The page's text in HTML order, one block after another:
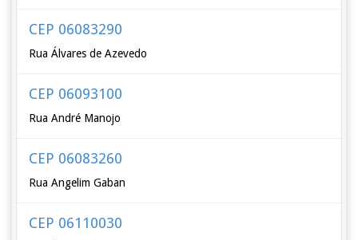
CEP 06083290
Rua Álvares de Azevedo
CEP 06093100
Rua André Manojo
CEP 06083260
Rua Angelim Gaban
CEP 06110030